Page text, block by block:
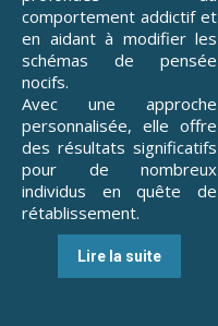
comportement addictif et
en aidant à modifier les
schémas de pensée
nocifs.
Avec une approche
personnalisée, elle offre
des résultats significatifs
pour de nombreux
individus en quête de
rétablissement.
Lire la suite